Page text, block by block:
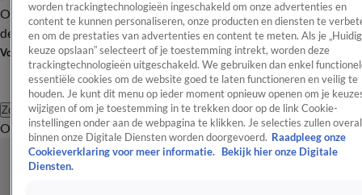
OverzichtAfleveringen Entertainment TV Algemeen
Tip
de redactieNieuwsbrief
Volg Shownieuws
Zoeken
OverzichtEntertainmentSpraakmakendRealityCrimeVideo's
worden trackingtechnologieën ingeschakeld om onze advertenties en
content te kunnen personaliseren, onze producten en diensten te
en om de prestaties van advertenties en content te meten. Als je
keuze opslaan” selecteert of je toestemming intrekt, worden deze
trackingtechnologieën uitgeschakeld. We gebruiken dan enkel
essentiële cookies om de website goed te laten functioneren en veilig te
houden. Je kunt dit menu op ieder moment opnieuw openen om je
wijzigen of om je toestemming in te trekken door op de link Cookie-
instellingen onder aan de webpagina te klikken. Je selecties zullen overal
binnen onze Digitale Diensten worden doorgevoerd. Raadpleeg onze
Cookieverklaring voor meer informatie.
Bekijk hier onze Digitale
Diensten.